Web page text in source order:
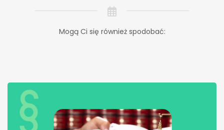
Mogą Ci się również spodobać: